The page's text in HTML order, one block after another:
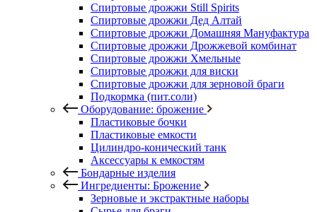
Спиртовые дрожжи Still Spirits
Спиртовые дрожжи Дед Алтай
Спиртовые дрожжи Домашняя Мануфактура
Спиртовые дрожжи Дрожжевой комбинат
Спиртовые дрожжи Хмельные
Спиртовые дрожжи для виски
Спиртовые дрожжи для зерновой браги
Подкормка (пит.соли)
Оборудование: брожение
Пластиковые бочки
Пластиковые емкости
Цилиндро-конический танк
Аксессуары к емкостям
Бондарные изделия
Ингредиенты: Брожение
Зерновые и экстрактные наборы